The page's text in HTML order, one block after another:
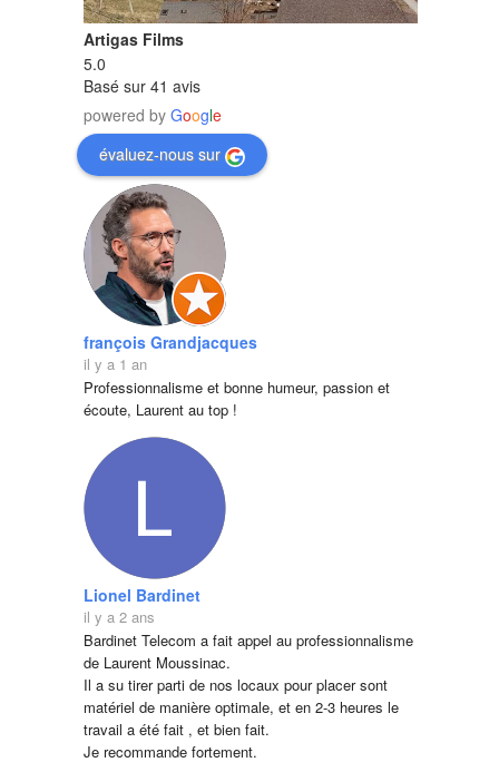
Artigas Films
5.0
Basé sur 41 avis
powered by Google
évaluez-nous sur
françois Grandjacques
il y a 1 an
Professionnalisme et bonne humeur, passion et
écoute, Laurent au top !
Lionel Bardinet
il y a 2 ans
Bardinet Telecom a fait appel au professionnalisme
de Laurent Moussinac.
Il a su tirer parti de nos locaux pour placer sont
matériel de manière optimale, et en 2-3 heures le
travail a été fait , et bien fait.
Je recommande fortement.